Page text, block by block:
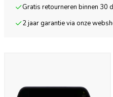
Gratis retourneren binnen 30
2 jaar garantie via onze